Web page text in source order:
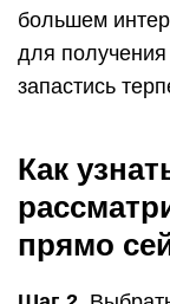
большем
для
запастись
Как
прямо